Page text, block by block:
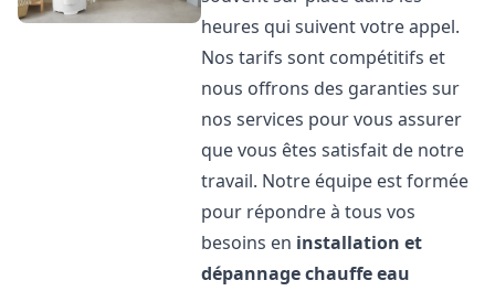
heures qui suivent votre appel.
Nos tarifs sont compétitifs et
nous offrons des garanties sur
nos services pour vous assurer
que vous êtes satisfait de notre
travail. Notre équipe est formée
pour répondre à tous vos
besoins en installation et
dépannage chauffe eau